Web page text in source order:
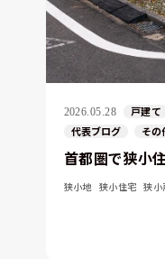
2026.05.28 戸建て
代表ブログ
その
首都圏で狭小
狭小地 狭小住宅 狭小